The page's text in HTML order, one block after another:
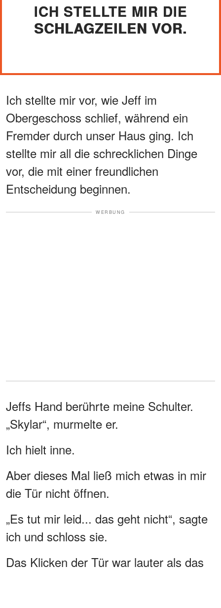
ICH STELLTE MIR DIE
SCHLAGZEILEN VOR.
Ich stellte mir vor, wie Jeff im
Obergeschoss schlief, während ein
Fremder durch unser Haus ging. Ich
stellte mir all die schrecklichen Dinge
vor, die mit einer freundlichen
Entscheidung beginnen.
WERBUNG
Jeffs Hand berührte meine Schulter.
„Skylar“, murmelte er.
Ich hielt inne.
Aber dieses Mal ließ mich etwas in mir
die Tür nicht öffnen.
„Es tut mir leid... das geht nicht“, sagte
ich und schloss sie.
Das Klicken der Tür war lauter als das